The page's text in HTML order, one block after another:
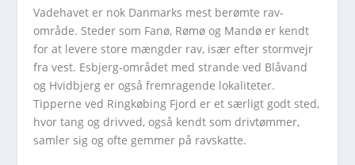
Vadehavet er nok Danmarks mest berømte rav-
område. Steder som Fanø, Rømø og Mandø er kendt
for at levere store mængder rav, især efter stormvejr
fra vest. Esbjerg-området med strande ved Blåvand
og Hvidbjerg er også fremragende lokaliteter.
Tipperne ved Ringkøbing Fjord er et særligt godt sted,
hvor tang og drivved, også kendt som drivtømmer,
samler sig og ofte gemmer på ravskatte.